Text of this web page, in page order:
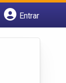
Entrar